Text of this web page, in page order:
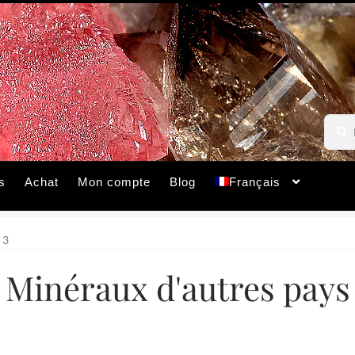
pour :
Achat Mon compte Blog Français
3
Minéraux d'autres pays